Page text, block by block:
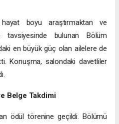
hayat boyu araştırmaktan ve
tavsiyesinde bulunan Bölüm
en büyük güç olan ailelere de
Konuşma, salondaki davetliler
Belge Takdimi
ödül törenine geçildi. Bölümü